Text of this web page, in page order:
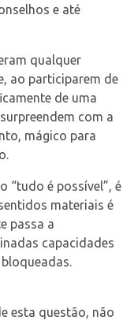
e até
qualquer
ao participarem de
de uma
com a
mágico para
“tudo é possível”, é
materiais é
passa a
capacidades
esta questão, não